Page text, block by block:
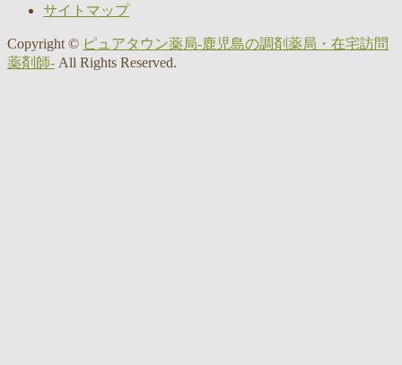
サイトマップ
Copyright © ピュアタウン薬局-鹿児島の調剤薬局・在宅訪問
薬剤師- All Rights Reserved.